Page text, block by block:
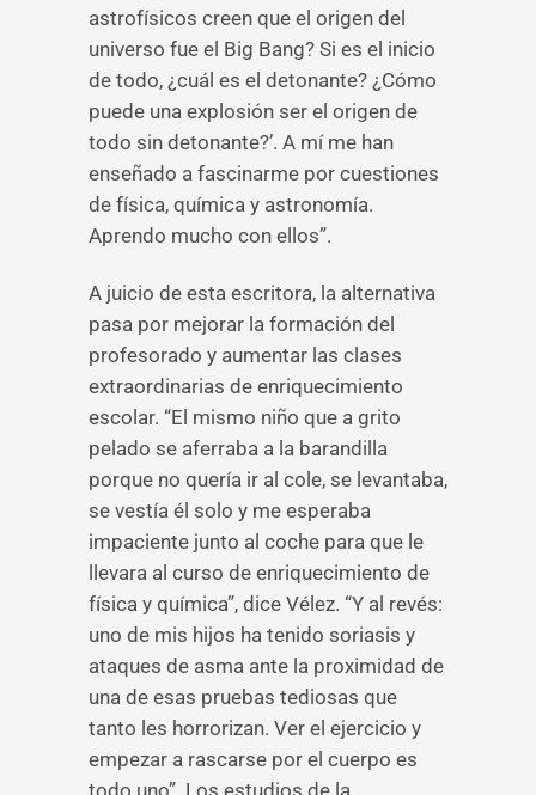
astrofísicos creen que el origen del
universo fue el Big Bang? Si es el inicio
de todo, ¿cuál es el detonante? ¿Cómo
puede una explosión ser el origen de
todo sin detonante?’. A mí me han
enseñado a fascinarme por cuestiones
de física, química y astronomía.
Aprendo mucho con ellos”.
A juicio de esta escritora, la alternativa
pasa por mejorar la formación del
profesorado y aumentar las clases
extraordinarias de enriquecimiento
escolar. “El mismo niño que a grito
pelado se aferraba a la barandilla
porque no quería ir al cole, se levantaba,
se vestía él solo y me esperaba
impaciente junto al coche para que le
llevara al curso de enriquecimiento de
física y química”, dice Vélez. “Y al revés:
uno de mis hijos ha tenido soriasis y
ataques de asma ante la proximidad de
una de esas pruebas tediosas que
tanto les horrorizan. Ver el ejercicio y
empezar a rascarse por el cuerpo es
todo uno”. Los estudios de la